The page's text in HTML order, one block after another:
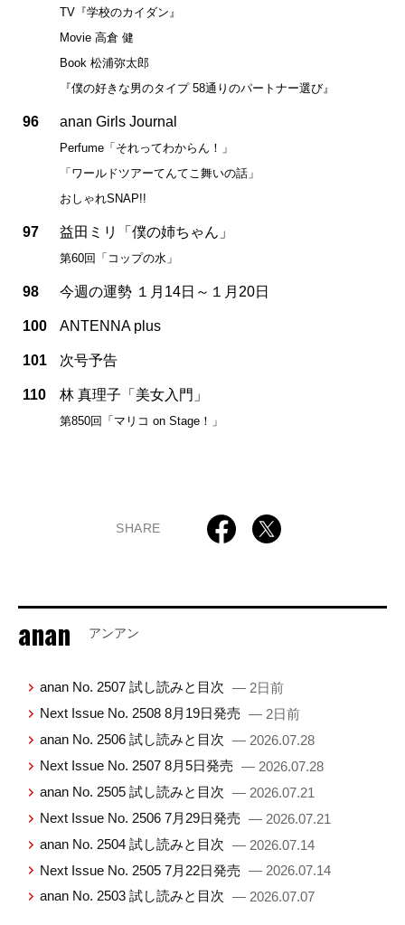
TV『学校のカイダン』
Movie 高倉 健
Book 松浦弥太郎
『僕の好きな男のタイプ 58通りのパートナー選び』
96 anan Girls Journal
Perfume「それってわからん！」
「ワールドツアーてんてこ舞いの話」
おしゃれSNAP!!
97 益田ミリ「僕の姉ちゃん」
第60回「コップの水」
98 今週の運勢 １月14日～１月20日
100 ANTENNA plus
101 次号予告
110 林 真理子「美女入門」
第850回「マリコ on Stage！」
SHARE
anan アンアン
anan No. 2507 試し読みと目次 — 2日前
Next Issue No. 2508 8月19日発売 — 2日前
anan No. 2506 試し読みと目次 — 2026.07.28
Next Issue No. 2507 8月5日発売 — 2026.07.28
anan No. 2505 試し読みと目次 — 2026.07.21
Next Issue No. 2506 7月29日発売 — 2026.07.21
anan No. 2504 試し読みと目次 — 2026.07.14
Next Issue No. 2505 7月22日発売 — 2026.07.14
anan No. 2503 試し読みと目次 — 2026.07.07